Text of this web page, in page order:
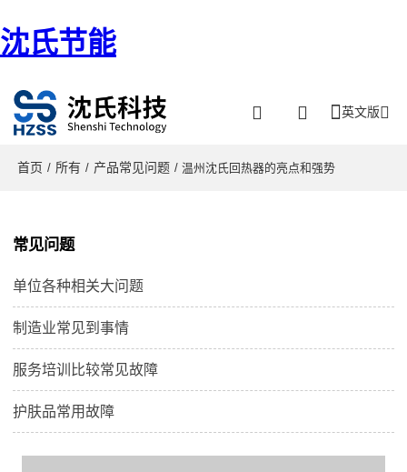
沈氏节能
英文版
首页 / 所有 / 产品常见问题 / 温州沈氏回热器的亮点和强势
常见问题
单位各种相关大问题
制造业常见到事情
服务培训比较常见故障
护肤品常用故障